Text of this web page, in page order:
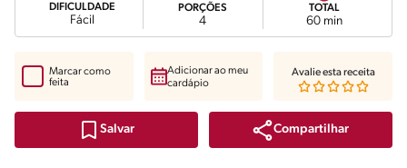
DIFICULDADE
Fácil
PORÇÕES
4
TOTAL
60 min
Salvar Compartilhar
Marcar como
feita
Adicionar ao meu
cardápio
Avalie esta receita